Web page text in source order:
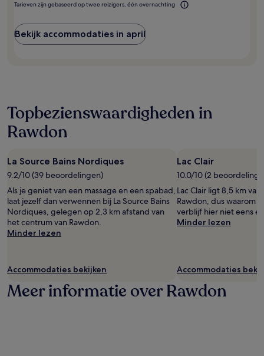
Tarieven zijn gebaseerd op twee reizigers, één overnachting
Bekijk accommodaties in april
Topbezienswaardigheden in
Rawdon
La Source Bains Nordiques
9.2/10 (39 beoordelingen)
Als je geniet van een massage en een spabad,
laat jezelf dan verwennen bij La Source Bains
Nordiques, gelegen op 2,3 km afstand van
het centrum van Rawdon.
Minder lezen
Accommodaties bekijken
Lac Clair
10.0/10 (2
Lac Clair ligt 8,5 km
Rawdon, dus waarom
verblijf hier niet eens
Minder lezen
Accommodaties
Meer informatie over Rawdon